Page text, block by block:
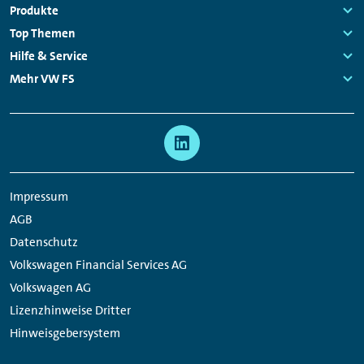
Verband Deutscher Zeitschriftenverleger (VDZ),
Verband der Fotojournalistinnen und
Fotojournalisten (freelens), Verband
Sportjournalisten (VdS), Bundesverband Deutscher
(DPV), Deutscher Fachjournalisten Verband (DFJV)
Fußzeilen
Navigation
Produkte
Links:
Top Themen
Links:
Hilfe & Service
Links:
Mehr VW FS
Impressum
AGB
Datenschutz
Volkswagen Financial Services AG
Volkswagen AG
Lizenzhinweise Dritter
Hinweisgebersystem
Links